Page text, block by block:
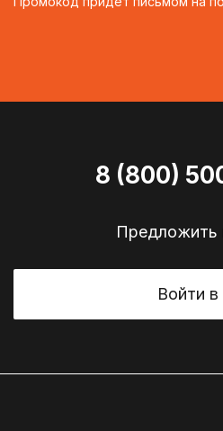
8 (800)
Предложить
Войти